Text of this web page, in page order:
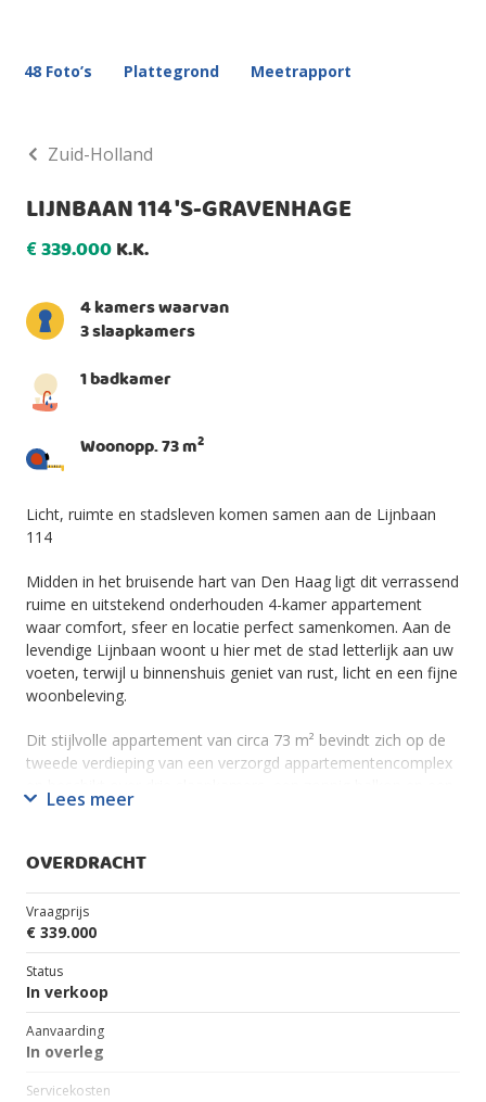
48 Foto’s Plattegrond Meetrapport
Zuid-Holland
LIJNBAAN 114 'S-GRAVENHAGE
€339.000K.K.
4 kamers waarvan
3 slaapkamers
1 badkamer
Woonopp. 73 m2
Licht, ruimte en stadsleven komen samen aan de Lijnbaan
114
Midden in het bruisende hart van Den Haag ligt dit verrassend
ruime en uitstekend onderhouden 4-kamer appartement
waar comfort, sfeer en locatie perfect samenkomen. Aan de
levendige Lijnbaan woont u hier met de stad letterlijk aan uw
voeten, terwijl u binnenshuis geniet van rust, licht en een fijne
woonbeleving.
Dit stijlvolle appartement van circa 73 m² bevindt zich op de
tweede verdieping van een verzorgd appartementencomplex
eigen berging. De woning is instapklaar afgewerkt en ademt
Bij binnenkomst valt meteen de prettige lichtinval op. De
royale woonkamer vormt het hart van het appartement: een
heerlijke leefruimte met grote ramen, een open uitstraling en
voldoende plek voor zowel een comfortabele zithoek als een
gezellige eettafel. De neutrale afwerking en moderne vloer
zorgen voor een rustige, eigentijdse basis die direct uitnodigt
om thuis te komen.
De keuken is praktisch ingericht en biedt toegang tot het
balkon — een fijne plek om in alle rust te genieten van een
Lees meer
OVERDRACHT
Vraagprijs
€ 339.000
Status
In verkoop
Aanvaarding
In overleg
Servicekosten